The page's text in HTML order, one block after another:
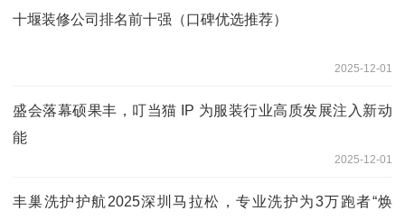
十堰装修公司排名前十强（口碑优选推荐）
2025-12-01
盛会落幕硕果丰，叮当猫 IP 为服装行业高质发展注入新动
能
2025-12-01
丰巢洗护护航2025深圳马拉松，专业洗护为3万跑者“焕